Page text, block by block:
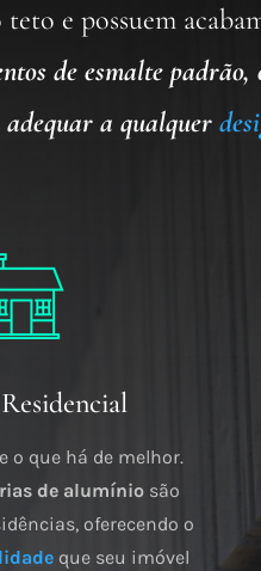
e possuem
de esmalte
a qualquer
o que há de melhor.
de alumíniosão
oferecendo o
que seu imóvel